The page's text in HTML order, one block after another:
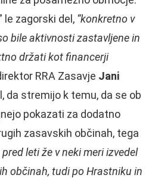
le zagorski del, “konkretno v
bile aktivnosti zastavljene in
držati kot financerji
RRA Zasavje Jani
da stremijo k temu, da se ob
pokazati za dodatno
zasavskih občinah, tega
pred leti že v neki meri izvedel
občinah, tudi po Hrastniku in